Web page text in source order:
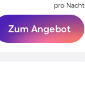
pro Nacht
Zum Angebot